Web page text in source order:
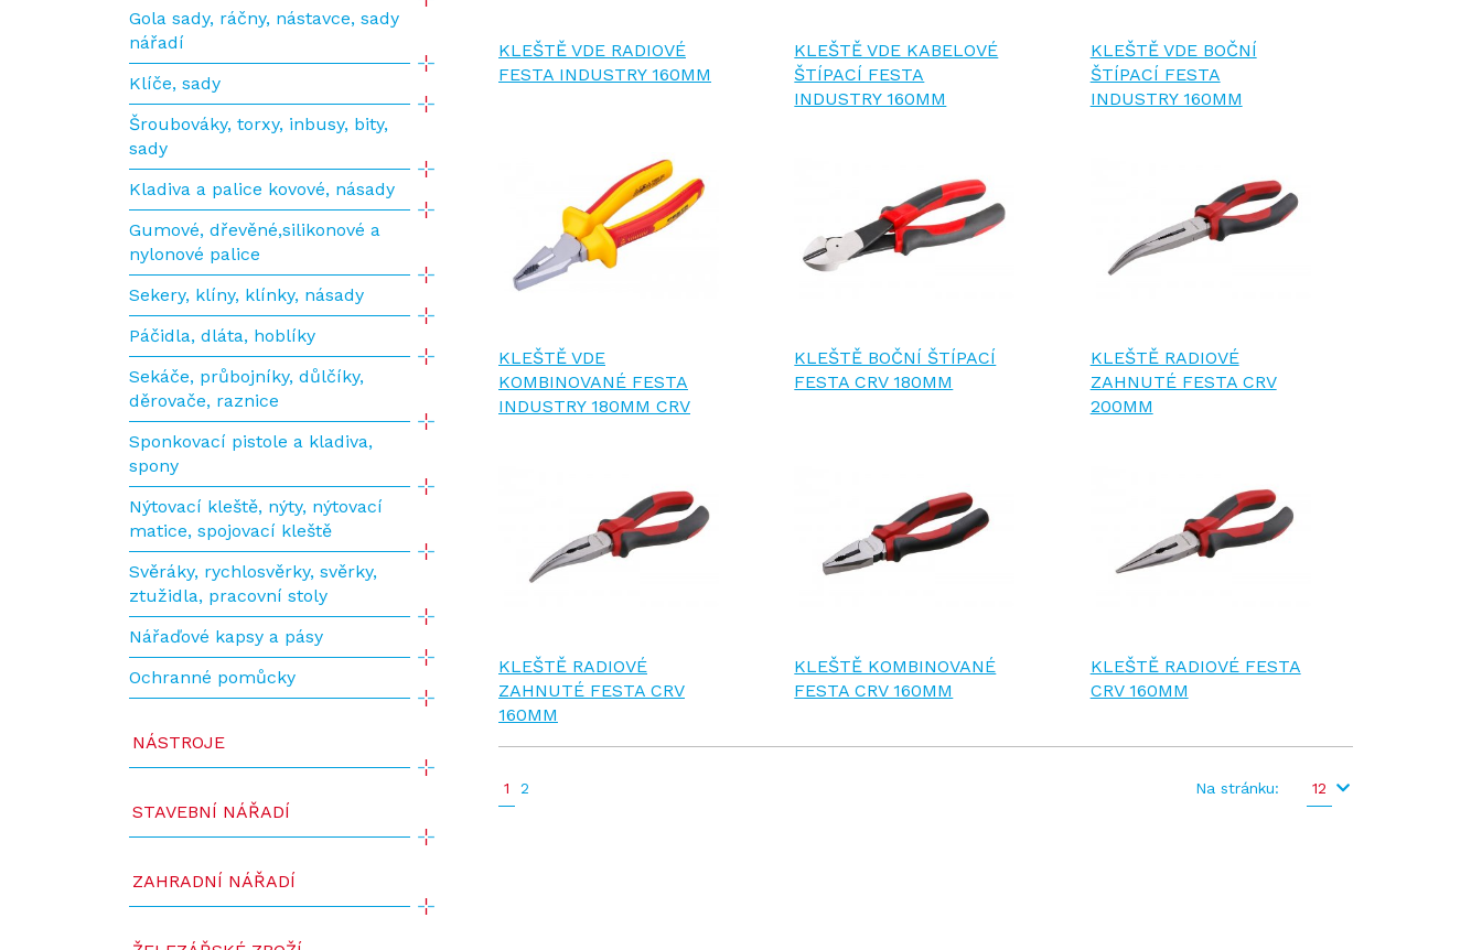
Gola sady, ráčny, nástavce, sady
nářadí
Klíče, sady
Šroubováky, torxy, inbusy, bity,
sady
Kladiva a palice kovové, násady
Gumové, dřevěné,silikonové a
nylonové palice
Sekery, klíny, klínky, násady
Páčidla, dláta, hoblíky
Sekáče, průbojníky, důlčíky,
děrovače, raznice
Sponkovací pistole a kladiva,
spony
Nýtovací kleště, nýty, nýtovací
matice, spojovací kleště
Svěráky, rychlosvěrky, svěrky,
ztužidla, pracovní stoly
Nářaďové kapsy a pásy
Ochranné pomůcky
NÁSTROJE
STAVEBNÍ NÁŘADÍ
ZAHRADNÍ NÁŘADÍ
KLEŠTĚ VDE RADIOVÉ
FESTA INDUSTRY 160MM
KLEŠTĚ VDE KABELOVÉ
ŠTÍPACÍ FESTA
INDUSTRY 160MM
KLEŠTĚ VDE BOČNÍ
ŠTÍPACÍ FESTA
INDUSTRY 160MM
KLEŠTĚ VDE
KOMBINOVANÉ FESTA
INDUSTRY 180MM CRV
KLEŠTĚ BOČNÍ ŠTÍPACÍ
FESTA CRV 180MM
KLEŠTĚ RADIOVÉ
ZAHNUTÉ FESTA CRV
200MM
KLEŠTĚ RADIOVÉ
ZAHNUTÉ FESTA CRV
160MM
KLEŠTĚ KOMBINOVANÉ
FESTA CRV 160MM
KLEŠTĚ RADIOVÉ FESTA
CRV 160MM
1 2 Na stránku: 12